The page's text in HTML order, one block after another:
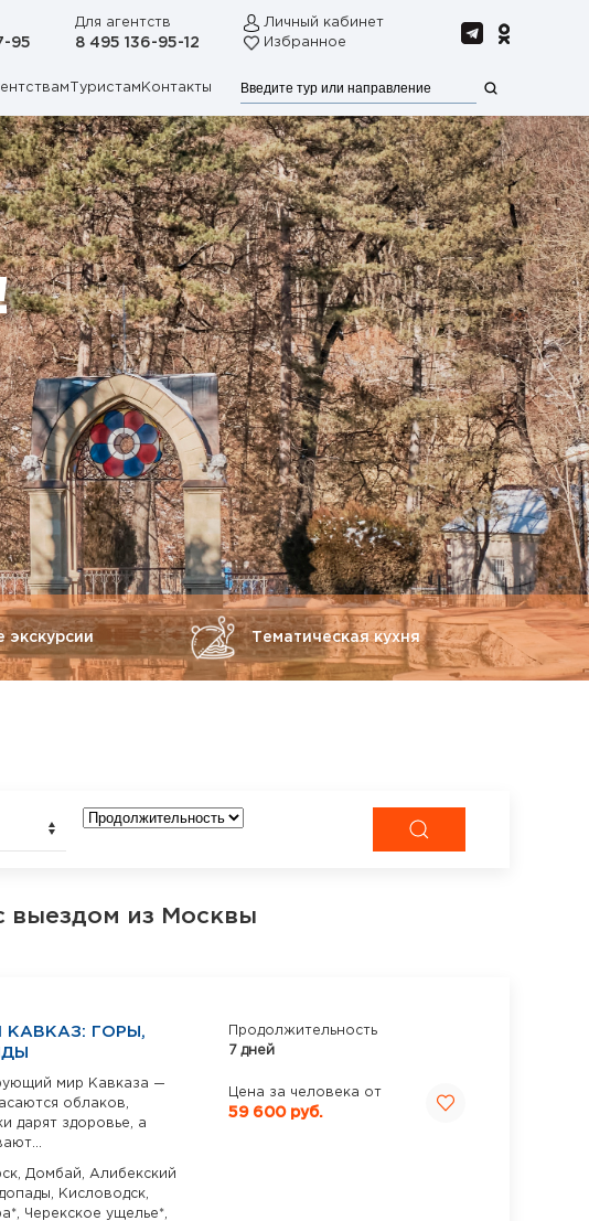
95
Для агентств
8 495 136-95-12
Личный кабинет
Избранное
Туристам Контакты
экскурсии Тематическая кухня
выездом из Москвы
КАВКАЗ: ГОРЫ,
мир Кавказа —
облаков,
дарят здоровье, а
Домбай, Алибекский
Кисловодск,
Черекское ущелье*,
Продолжительность
7 дней
Цена за человека от
59 600 руб.